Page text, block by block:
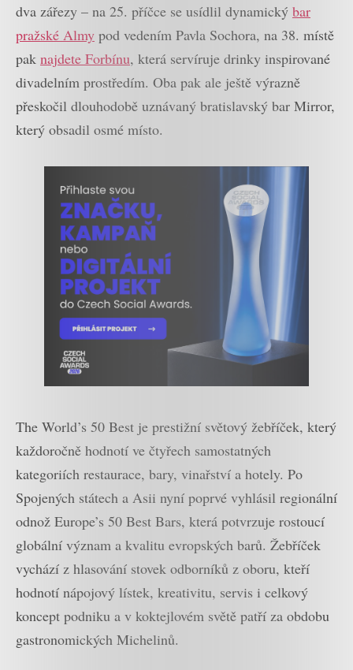
dva zářezy – na 25. příčce se usídlil dynamický bar
pražské Almy pod vedením Pavla Sochora, na 38. místě
pak najdete Forbínu, která servíruje drinky inspirované
divadelním prostředím. Oba pak ale ještě výrazně
přeskočil dlouhodobě uznávaný bratislavský bar Mirror,
který obsadil osmé místo.
The World’s 50 Best je prestižní světový žebříček, který
každoročně hodnotí ve čtyřech samostatných
kategoriích restaurace, bary, vinařství a hotely. Po
Spojených státech a Asii nyní poprvé vyhlásil regionální
odnož Europe’s 50 Best Bars, která potvrzuje rostoucí
globální význam a kvalitu evropských barů. Žebříček
vychází z hlasování stovek odborníků z oboru, kteří
hodnotí nápojový lístek, kreativitu, servis i celkový
koncept podniku a v koktejlovém světě patří za obdobu
gastronomických Michelinů.